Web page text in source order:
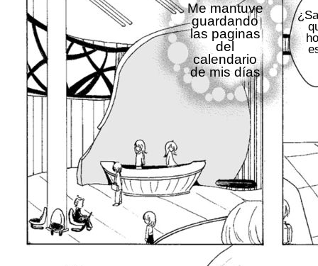
Me mantuve
guardando
las paginas
del
calendario
de mis días